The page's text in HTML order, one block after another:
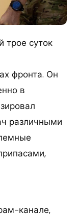
трое суток
фронта. Он
в
различными
канале,